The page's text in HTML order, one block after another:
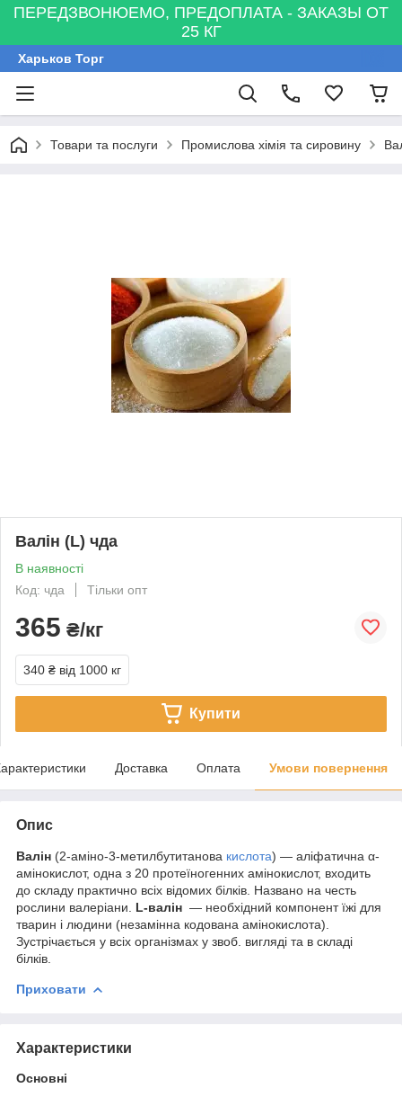
ПЕРЕДЗВОНЮЕМО, ПРЕДОПЛАТА - ЗАКАЗЫ ОТ
25 КГ
Харьков Торг
Товари та послуги Промислова хімія та сировину
Валін (L) чда
В наявності
Код: чда
Тільки опт
365 ₴/кг
340 ₴ від 1000 кг
Купити
Доставка Оплата Умови повернення
Опис
Валін (2-аміно-3-метилбутитанова кислота) — аліфатична α-
амінокислот, одна з 20 протеїногенних амінокислот, входить
до складу практично всіх відомих білків. Названо на честь
рослини валеріани. L-валін — необхідний компонент їжі для
тварин і людини (незамінна кодована амінокислота).
Зустрічається у всіх організмах у звоб. вигляді та в складі
білків.
Приховати
Характеристики
Основні